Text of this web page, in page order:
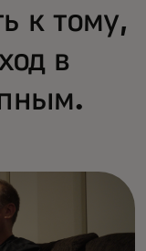
к тому,
в